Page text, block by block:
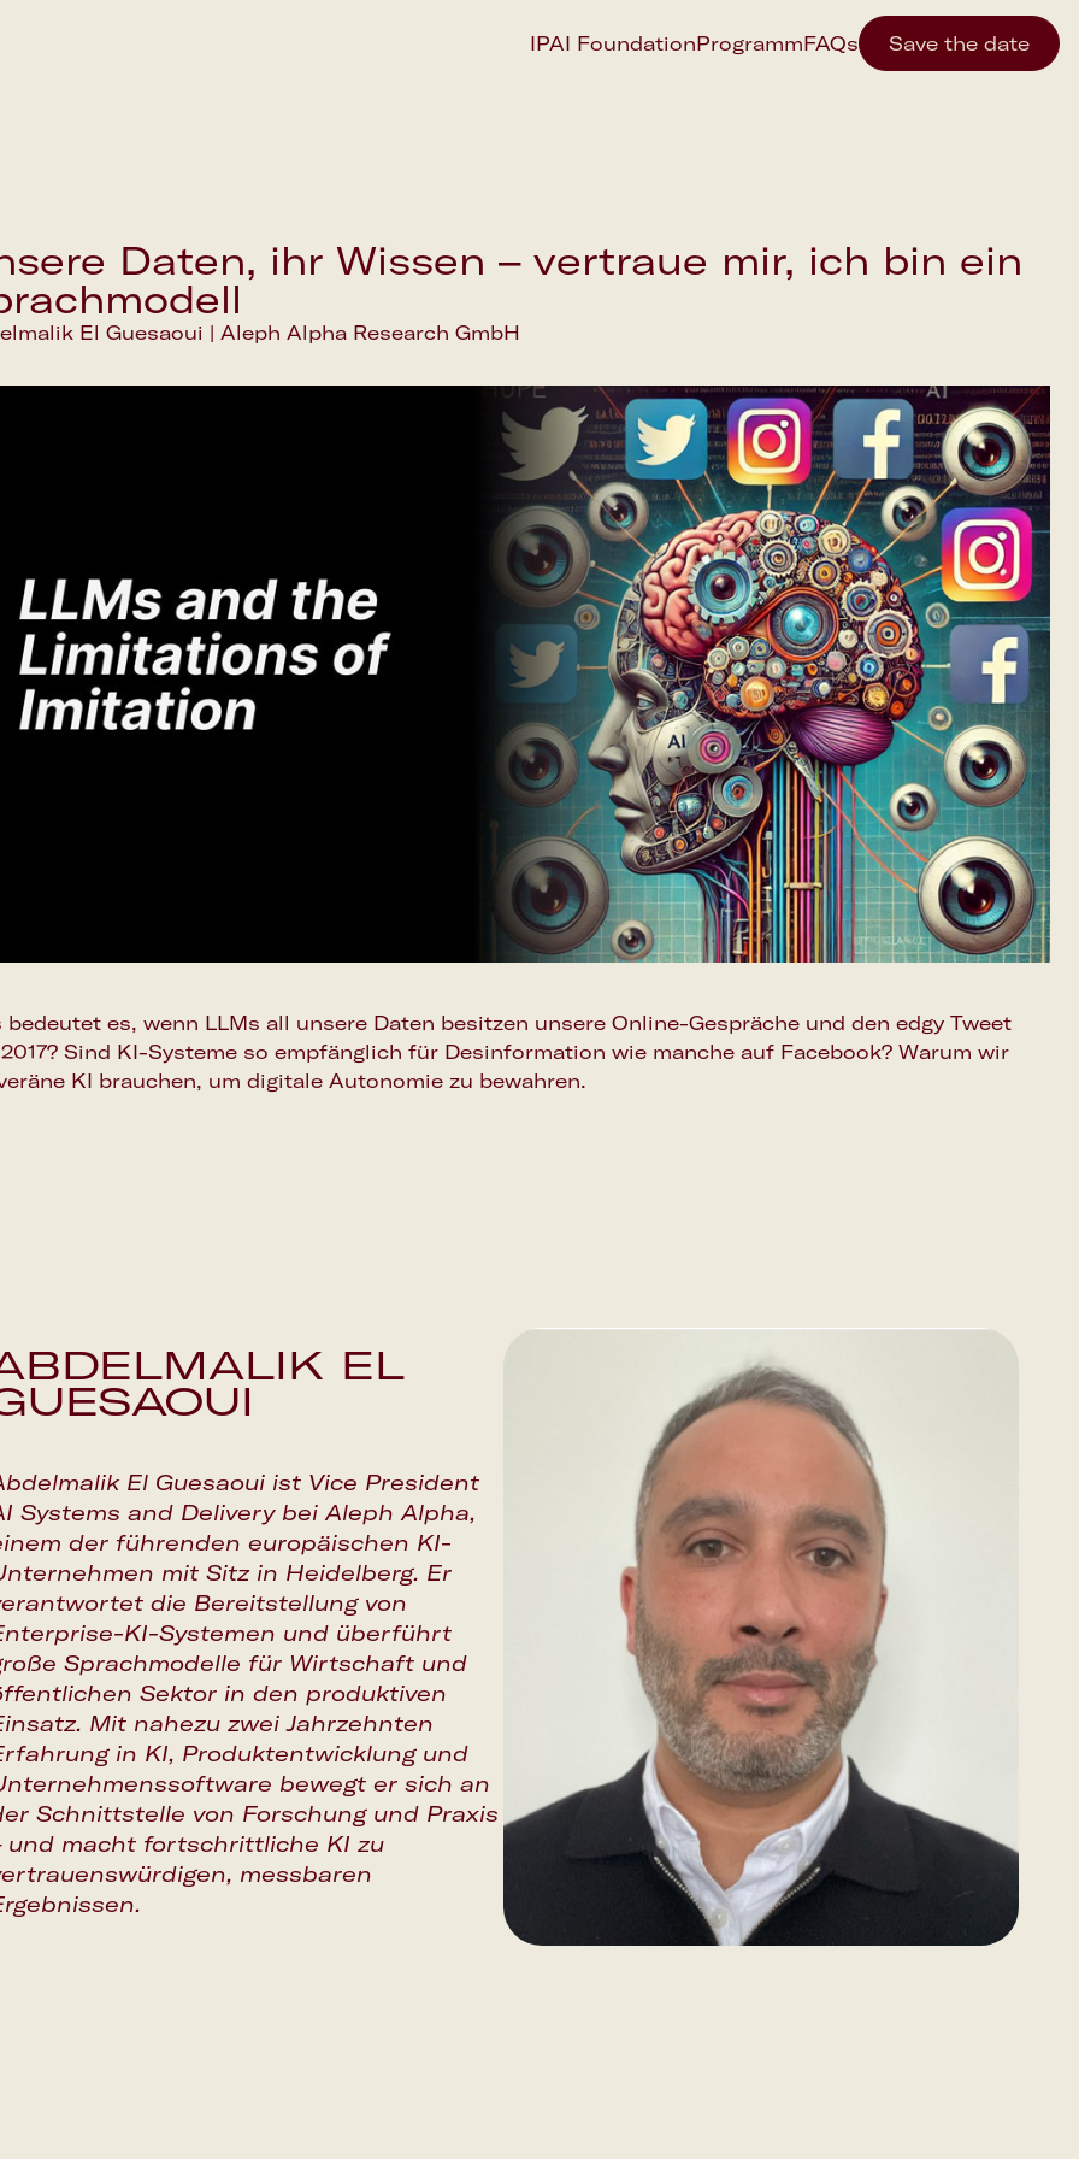
IPAI FoundationProgrammFAQs Save the date
Save the date
Daten, ihr Wissen – vertraue mir, ich bin ein
El Guesaoui | Aleph Alpha Research GmbH
bedeutet es, wenn LLMs all unsere Daten besitzen unsere Online-Gespräche und den edgy Tweet
Sind KI-Systeme so empfänglich für Desinformation wie manche auf Facebook? Warum wir
KI brauchen, um digitale Autonomie zu bewahren.
EL
El Guesaoui ist Vice President
Systems and Delivery bei Aleph Alpha,
der führenden europäischen KI-
mit Sitz in Heidelberg. Er
die Bereitstellung von
KI-Systemen und überführt
Sprachmodelle für Wirtschaft und
Sektor in den produktiven
Mit nahezu zwei Jahrzehnten
in KI, Produktentwicklung und
bewegt er sich an
Schnittstelle von Forschung und Praxis
und macht fortschrittliche KI zu
messbaren